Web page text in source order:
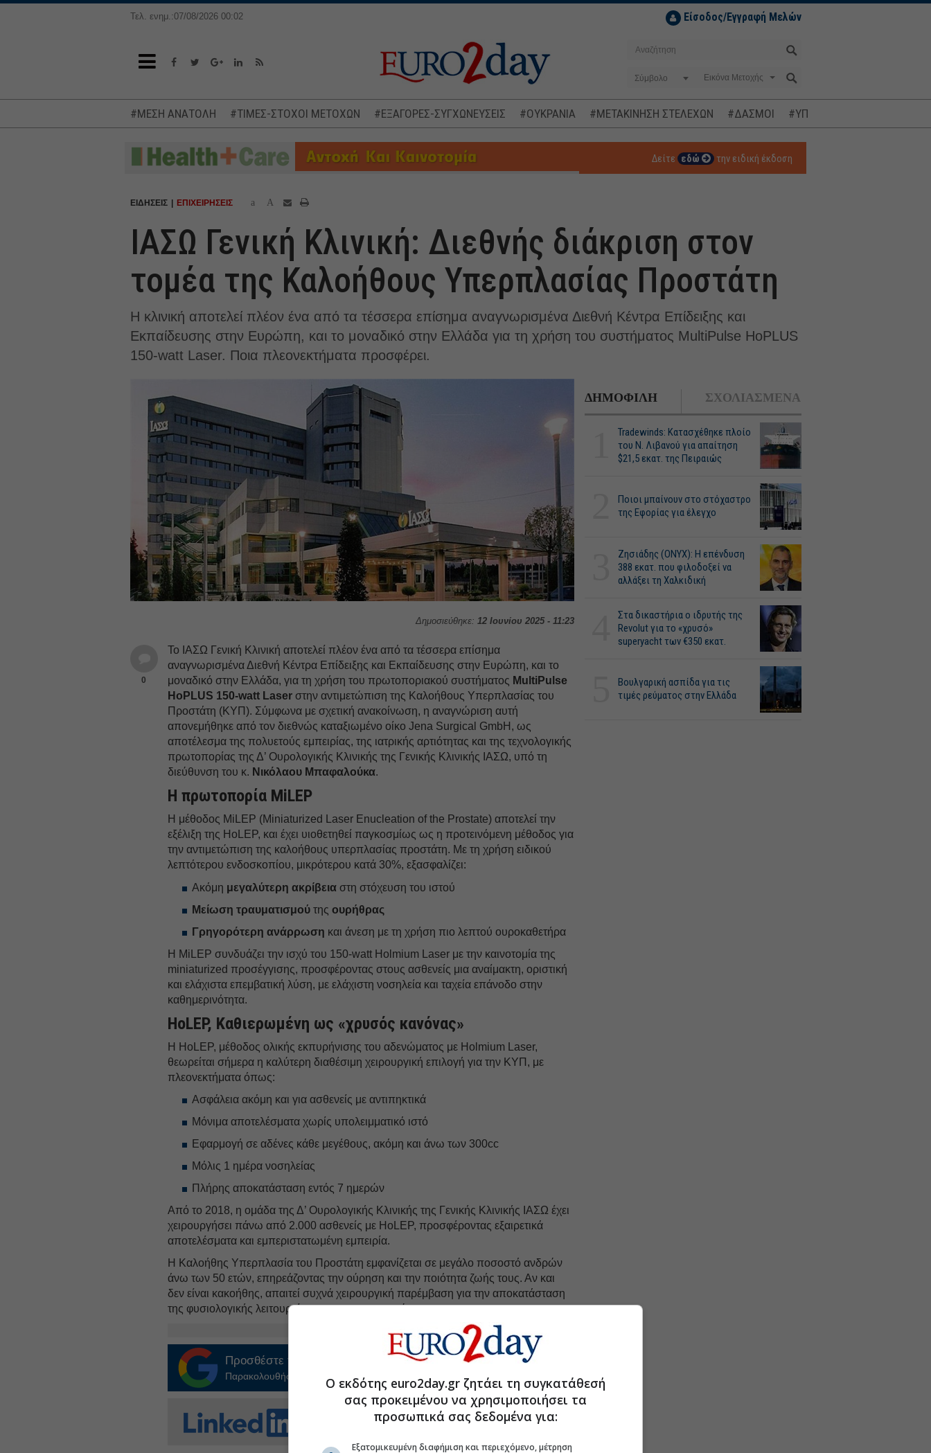
Τελ. ενημ.:07/08/2026 00:02 Είσοδος/Εγγραφή Μελών
Σύμβολο
#ΜΕΣΗ ΑΝΑΤΟΛΗ #ΤΙΜΕΣ-ΣΤΟΧΟΙ ΜΕΤΟΧΩΝ #ΕΞΑΓΟΡΕΣ-ΣΥΓΧΩΝΕΥΣΕΙΣ #ΟΥΚΡΑΝΙΑ #ΜΕΤΑΚΙΝΗΣΗ ΣΤΕΛΕΧΩΝ #ΔΑΣΜΟΙ #ΥΠΟΚΛΟΠΕΣ
Δείτε εδώ την ειδική έκδοση
ΕΙΔΗΣΕΙΣ ΕΠΙΧΕΙΡΗΣΕΙΣ a A
ΙΑΣΩ Γενική Κλινική: Διεθνής διάκριση στον
τομέα της Καλοήθους Υπερπλασίας Προστάτη
Η κλινική αποτελεί πλέον ένα από τα τέσσερα επίσημα αναγνωρισμένα Διεθνή Κέντρα Επίδειξης και
Εκπαίδευσης στην Ευρώπη, και το μοναδικό στην Ελλάδα για τη χρήση του συστήματος MultiPulse HoPLUS
150-watt Laser. Ποια πλεονεκτήματα προσφέρει.
Δημοσιεύθηκε: 12 Ιουνίου 2025 - 11:23
0
Το ΙΑΣΩ Γενική Κλινική αποτελεί πλέον ένα από τα τέσσερα επίσημα
αναγνωρισμένα Διεθνή Κέντρα Επίδειξης και Εκπαίδευσης στην Ευρώπη, και το
μοναδικό στην Ελλάδα, για τη χρήση του πρωτοποριακού συστήματος MultiPulse
HoPLUS 150-watt Laser στην αντιμετώπιση της Καλοήθους Υπερπλασίας του
Προστάτη (ΚΥΠ). Σύμφωνα με σχετική ανακοίνωση, η αναγνώριση αυτή
απονεμήθηκε από τον διεθνώς καταξιωμένο οίκο Jena Surgical GmbH, ως
αποτέλεσμα της πολυετούς εμπειρίας, της ιατρικής αρτιότητας και της τεχνολογικής
πρωτοπορίας της Δ’ Ουρολογικής Κλινικής της Γενικής Κλινικής ΙΑΣΩ, υπό τη
διεύθυνση του κ. Νικόλαου Μπαφαλούκα.
Η πρωτοπορία MiLEP
Η μέθοδος MiLEP (Miniaturized Laser Enucleation of the Prostate) αποτελεί την
εξέλιξη της HoLEP, και έχει υιοθετηθεί παγκοσμίως ως η προτεινόμενη μέθοδος για
την αντιμετώπιση της καλοήθους υπερπλασίας προστάτη. Με τη χρήση ειδικού
λεπτότερου ενδοσκοπίου, μικρότερου κατά 30%, εξασφαλίζει:
Ακόμη μεγαλύτερη ακρίβεια στη στόχευση του ιστού
Μείωση τραυματισμού τηςουρήθρας
Γρηγορότερη ανάρρωση και άνεση με τη χρήση πιο λεπτού ουροκαθετήρα
Η MiLEP συνδυάζει την ισχύ του 150-watt Holmium Laser με την καινοτομία της
miniaturized προσέγγισης, προσφέροντας στους ασθενείς μια αναίμακτη, οριστική
και ελάχιστα επεμβατική λύση, με ελάχιστη νοσηλεία και ταχεία επάνοδο στην
καθημερινότητα.
HoLEP, Καθιερωμένη ως «χρυσός κανόνας»
Η HoLEP, μέθοδος ολικής εκπυρήνισης του αδενώματος με Holmium Laser,
θεωρείται σήμερα η καλύτερη διαθέσιμη χειρουργική επιλογή για την ΚΥΠ, με
πλεονεκτήματα όπως:
Ασφάλεια ακόμη και για ασθενείς με αντιπηκτικά
Μόνιμα αποτελέσματα χωρίς υπολειμματικό ιστό
Εφαρμογή σε αδένες κάθε μεγέθους, ακόμη και άνω των 300cc
Μόλις 1 ημέρα νοσηλείας
Πλήρης αποκατάσταση εντός 7 ημερών
Από το 2018, η ομάδα της Δ’ Ουρολογικής Κλινικής της Γενικής Κλινικής ΙΑΣΩ έχει
χειρουργήσει πάνω από 2.000 ασθενείς με HoLEP, προσφέροντας εξαιρετικά
αποτελέσματα και εμπεριστατωμένη εμπειρία.
Η Καλοήθης Υπερπλασία του Προστάτη εμφανίζεται σε μεγάλο ποσοστό ανδρών
άνω των 50 ετών, επηρεάζοντας την ούρηση και την ποιότητα ζωής τους. Αν και
δεν είναι κακοήθης, απαιτεί συχνά χειρουργική παρέμβαση για την αποκατάσταση
της φυσιολογικής λειτουργίας του ουροποιητικού.
Προσθέστε το Google Discover!
Παρακολουθήστε τις εξελίξεις με την υπογραφη εγκυρότητας του Euro2day.gr
FOLLOW US
ΔΗΜΟΦΙΛΗ ΣΧΟΛΙΑΣΜΕΝΑ
Tradewinds: Κατασχέθηκε πλοίο
του Ν. Λιβανού για απαίτηση
$21,5 εκατ. της Πειραιώς
Ποιοι μπαίνουν στο στόχαστρο
της Εφορίας για έλεγχο
Ζησιάδης (ONYX): Η επένδυση
388 εκατ. που φιλοδοξεί να
αλλάξει τη Χαλκιδική
Στα δικαστήρια ο ιδρυτής της
Revolut για το «χρυσό»
superyacht των €350 εκατ.
Βουλγαρική ασπίδα για τις
τιμές ρεύματος στην Ελλάδα
Ο εκδότης euro2day.gr ζητάει τη συγκατάθεσή
σας προκειμένου να χρησιμοποιήσει τα
προσωπικά σας δεδομένα για:
Εξατομικευμένη διαφήμιση και περιεχόμενο, μέτρηση